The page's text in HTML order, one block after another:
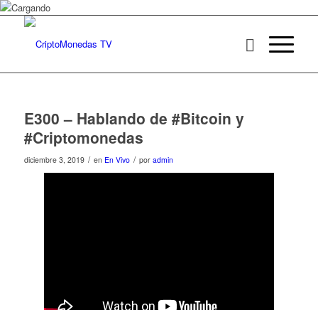
E300 – Hablando de #Bitcoin y
#Criptomonedas
diciembre 3, 2019 / en En Vivo / por admin